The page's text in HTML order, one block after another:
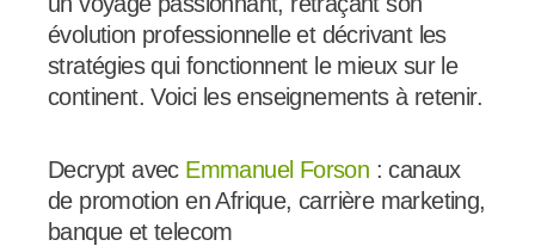
évolution professionnelle et décrivant les
stratégies qui fonctionnent le mieux sur le
continent. Voici les enseignements à retenir.
Decrypt avec Emmanuel Forson : canaux
de promotion en Afrique, carrière marketing,
banque et telecom